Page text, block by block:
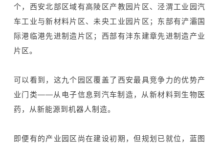
个，西安北部区域有高陵区产教园片区、泾渭工业园汽
车工业与新材料片区、未央工业园片区；东部有浐灞国
际港临港先进制造片区；西部有沣东建章先进制造产业
片区。
可以看到，这九个园区覆盖了西安最具竞争力的优势产
业门类——从电子信息到汽车制造，从新材料到生物医
药，从新能源到机器人制造。
即便有的产业园区尚在建设初期，但规划已就位，蓝图